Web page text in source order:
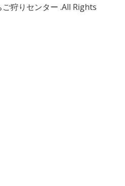
狩りセンター .All Rights